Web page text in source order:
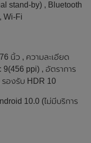
stand-by) , Bluetooth
Wi-Fi
นิ้ว , ความละเอียด
ppi) , อัตราการ
รองรับ HDR 10
10.0 (ไม่มีบริการ